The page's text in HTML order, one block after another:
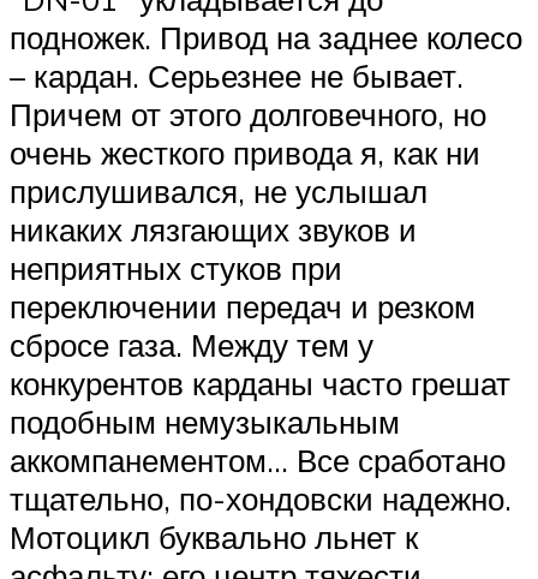
подножек. Привод на заднее колесо
– кардан. Серьезнее не бывает.
Причем от этого долговечного, но
очень жесткого привода я, как ни
прислушивался, не услышал
никаких лязгающих звуков и
неприятных стуков при
переключении передач и резком
сбросе газа. Между тем у
конкурентов карданы часто грешат
подобным немузыкальным
аккомпанементом… Все сработано
тщательно, по-хондовски надежно.
Мотоцикл буквально льнет к